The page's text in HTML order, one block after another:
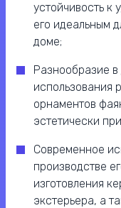
устойчивость к
его идеальным
доме;
Разнообразие
использования
орнаментов
эстетически
Современное
производстве
изготовления
экстерьера, а